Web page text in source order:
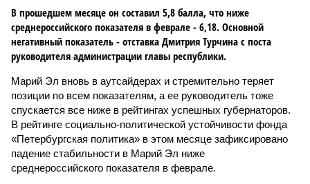
В прошедшем месяце он составил 5,8 балла, что ниже
среднероссийского показателя в феврале - 6,18. Основной
негативный показатель - отставка Дмитрия Турчина с поста
руководителя администрации главы республики.
Марий Эл вновь в аутсайдерах и стремительно теряет
позиции по всем показателям, а ее руководитель тоже
спускается все ниже в рейтингах успешных губернаторов.
В рейтинге социально-политической устойчивости фонда
«Петербургская политика» в этом месяце зафиксировано
падение стабильности в Марий Эл ниже
среднероссийского показателя в феврале.